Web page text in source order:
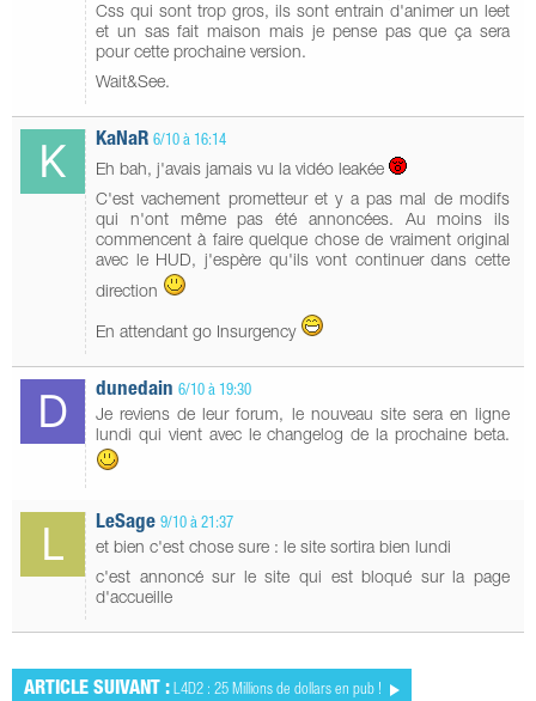
Css qui sont trop gros, ils sont entrain d'animer un leet
et un sas fait maison mais je pense pas que ça sera
pour cette prochaine version.
Wait&See.
KaNaR 6/10 à 16:14
Eh bah, j'avais jamais vu la vidéo leakée
C'est vachement prometteur et y a pas mal de modifs
qui n'ont même pas été annoncées. Au moins ils
commencent à faire quelque chose de vraiment original
avec le HUD, j'espère qu'ils vont continuer dans cette
direction
En attendant go Insurgency
dunedain 6/10 à 19:30
Je reviens de leur forum, le nouveau site sera en ligne
lundi qui vient avec le changelog de la prochaine beta.
LeSage 9/10 à 21:37
et bien c'est chose sure : le site sortira bien lundi
c'est annoncé sur le site qui est bloqué sur la page
d'accueille
ARTICLE SUIVANT : L4D2 : 25 Millions de dollars en pub !